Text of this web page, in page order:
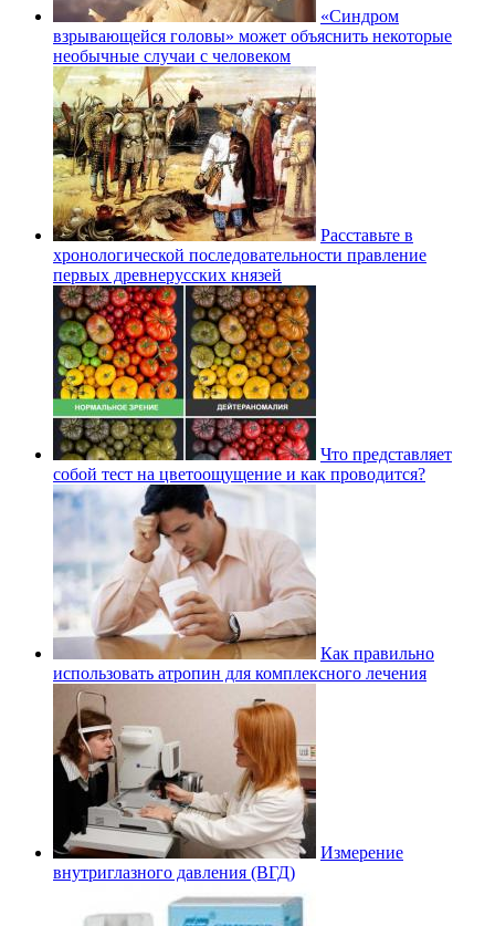
«Синдром
взрывающейся головы» может объяснить некоторые
необычные случаи с человеком
Расставьте в
хронологической последовательности правление
первых древнерусских князей
Что представляет
собой тест на цветоощущение и как проводится?
Как правильно
использовать атропин для комплексного лечения
Измерение
внутриглазного давления (ВГД)